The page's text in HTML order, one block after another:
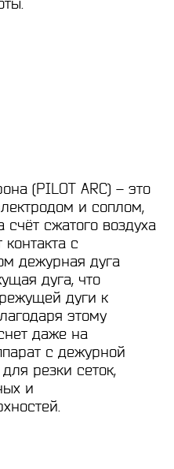
(PILOT ARC) – это
и соплом,
счёт сжатого воздуха
с
дежурная дуга
дуга, что
дуги к
этому
даже на
с дежурной
резки сеток,
и